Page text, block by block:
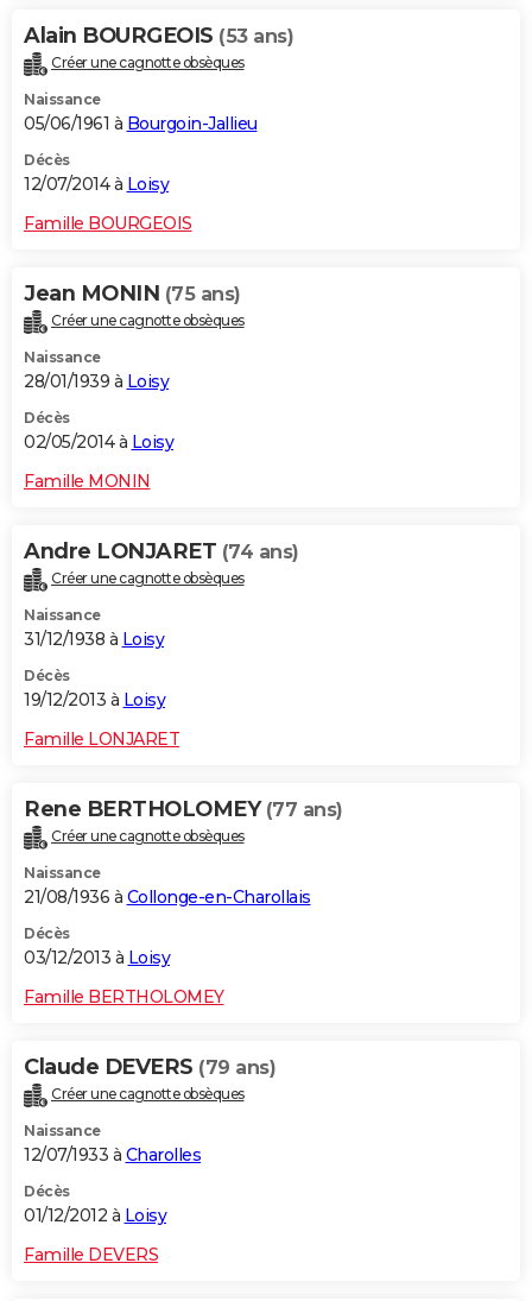
Alain BOURGEOIS (53 ans)
Créer une cagnotte obsèques
Naissance
05/06/1961 à Bourgoin-Jallieu
Décès
12/07/2014 à Loisy
Famille BOURGEOIS
Jean MONIN (75 ans)
Créer une cagnotte obsèques
Naissance
28/01/1939 à Loisy
Décès
02/05/2014 à Loisy
Famille MONIN
Andre LONJARET (74 ans)
Créer une cagnotte obsèques
Naissance
31/12/1938 à Loisy
Décès
19/12/2013 à Loisy
Famille LONJARET
Rene BERTHOLOMEY (77 ans)
Créer une cagnotte obsèques
Naissance
21/08/1936 à Collonge-en-Charollais
Décès
03/12/2013 à Loisy
Famille BERTHOLOMEY
Claude DEVERS (79 ans)
Créer une cagnotte obsèques
Naissance
12/07/1933 à Charolles
Décès
01/12/2012 à Loisy
Famille DEVERS